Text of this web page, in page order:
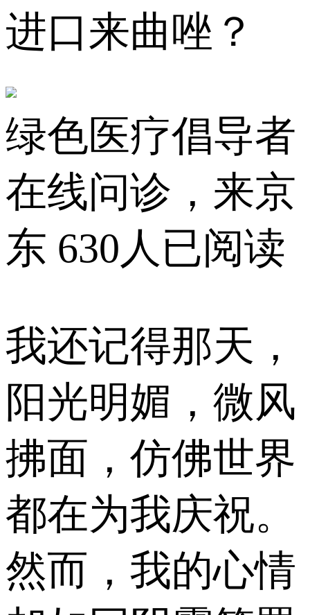
进口来曲唑？
绿色医疗倡导者
在线问诊，来京
东 630人已阅读
我还记得那天，
阳光明媚，微风
拂面，仿佛世界
都在为我庆祝。
然而，我的心情